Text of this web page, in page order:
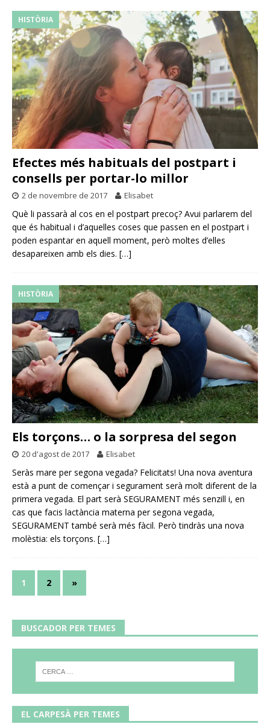
HISTÒRIA
Efectes més habituals del postpart i
consells per portar-lo millor
2 de novembre de 2017 Elisabet
Què li passarà al cos en el postpart precoç? Avui parlarem del
que és habitual i d’aquelles coses que passen en el postpart i
poden espantar en aquell moment, però moltes d’elles
desapareixen amb els dies. […]
HISTÒRIA
Els torçons… o la sorpresa del segon
20 d'agost de 2017 Elisabet
Seràs mare per segona vegada? Felicitats! Una nova aventura
està a punt de començar i segurament serà molt diferent de la
primera vegada. El part serà SEGURAMENT més senzill i, en
cas que facis lactància materna per segona vegada,
SEGURAMENT també serà més fàcil. Però tindràs una nova
molèstia: els torçons. […]
1 2 »
BUSCADOR PER TEMES
EL CARPESÀ PER TEMES